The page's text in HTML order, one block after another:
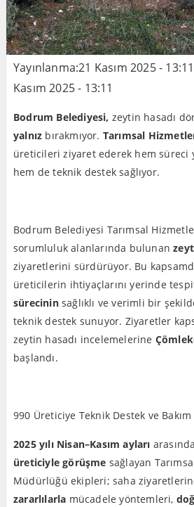
Yayınlanma:21 Kasım 2025 - 13:11
Kasım 2025 - 13:11
Bodrum Belediyesi, zeytin hasadı
yalnız bırakmıyor. Tarımsal
üreticileri ziyaret ederek hem süreci
hem de teknik destek sağlıyor.
Bodrum Belediyesi Tarımsal
sorumluluk alanlarında bulunan
ziyaretlerini sürdürüyor. Bu
üreticilerin ihtiyaçlarını yerinde
sürecininsağlıklı ve verimli bir
teknik destek sunuyor. Ziyaretler
zeytin hasadı incelemelerine
başlandı.
990 Üreticiye Teknik Destek ve
2025 yılı Nisan–Kasım ayları
üreticiyle görüşme sağlayan
Müdürlüğü ekipleri; saha
zararlılarla mücadele yöntemleri,